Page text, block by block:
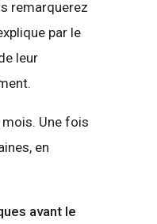
remarquerez
par le
leur
Une fois
en
avant le